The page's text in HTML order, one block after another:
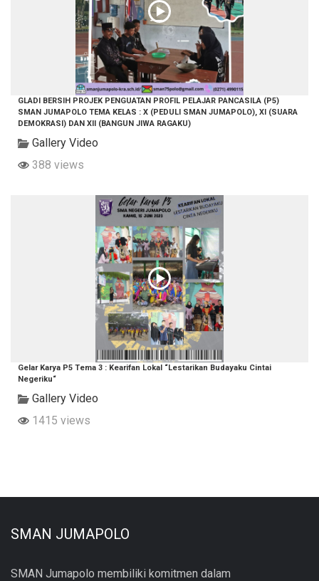
GLADI BERSIH PROJEK PENGUATAN PROFIL PELAJAR PANCASILA (P5)
SMAN JUMAPOLO TEMA KELAS : X (PEDULI SMAN JUMAPOLO), XI (SUARA
DEMOKRASI) DAN XII (BANGUN JIWA RAGAKU)
Gallery Video
388 views
Gelar Karya P5 Tema 3 : Kearifan Lokal “Lestarikan Budayaku Cintai
Negeriku“
Gallery Video
1415 views
SMAN JUMAPOLO
SMAN Jumapolo membiliki komitmen dalam